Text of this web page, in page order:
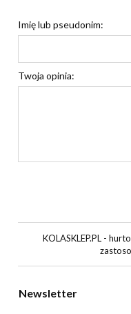
Imię lub pseudonim:
Twoja opinia:
KOLASKLEP.PL -
Newsletter